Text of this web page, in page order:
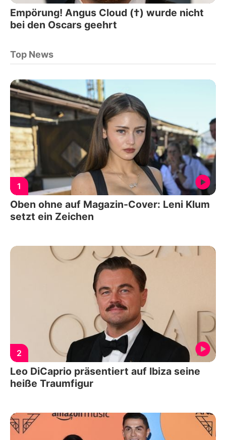
Empörung! Angus Cloud (†) wurde nicht
bei den Oscars geehrt
Top News
1
Oben ohne auf Magazin-Cover: Leni Klum
setzt ein Zeichen
2
Leo DiCaprio präsentiert auf Ibiza seine
heiße Traumfigur